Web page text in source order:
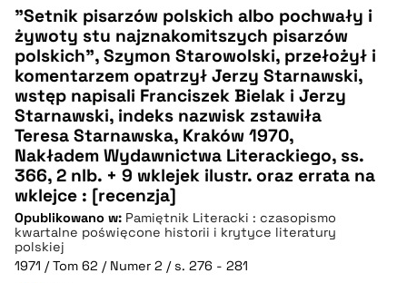
"Setnik pisarzów polskich albo pochwały i
żywoty stu najznakomitszych pisarzów
polskich", Szymon Starowolski, przełożył i
komentarzem opatrzył Jerzy Starnawski,
wstęp napisali Franciszek Bielak i Jerzy
Starnawski, indeks nazwisk zstawiła
Teresa Starnawska, Kraków 1970,
Nakładem Wydawnictwa Literackiego, ss.
366, 2 nlb. + 9 wklejek ilustr. oraz errata na
wklejce : [recenzja]
Opublikowano w: Pamiętnik Literacki : czasopismo
kwartalne poświęcone historii i krytyce literatury
polskiej
1971 / Tom 62 / Numer 2 / s. 276 - 281